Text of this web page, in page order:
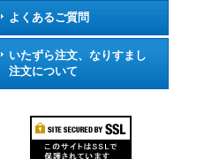
よくあるご質問
いたずら注文、なりすまし
注文について